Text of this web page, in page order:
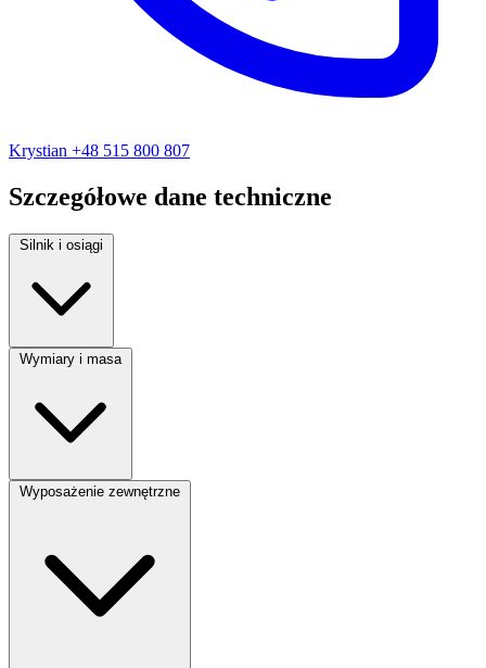
Krystian +48 515 800 807
Szczegółowe dane techniczne
Silnik i osiągi
Rodzaj paliwa:Benzyna
Wymiary i masa
Typ nadwozia:Coupe
Wyposażenie zewnętrzne